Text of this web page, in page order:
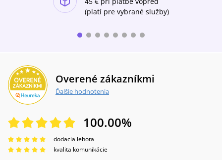
Pretože naše telo tvoria príbehy, nie DNA a
(platí pre vybrané služby)
Overené zákazníkmi
Ďalšie hodnotenia
100.00%
dodacia lehota
kvalita komunikácie